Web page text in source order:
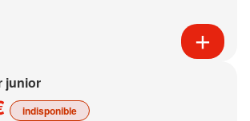
junior
indisponible